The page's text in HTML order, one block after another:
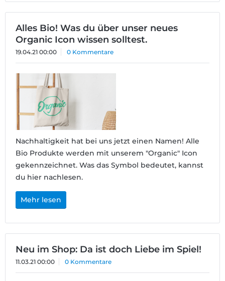
Alles Bio! Was du über unser neues
Organic Icon wissen solltest.
19.04.21 00:00 0 Kommentare
Nachhaltigkeit hat bei uns jetzt einen Namen! Alle
Bio Produkte werden mit unserem "Organic" Icon
gekennzeichnet. Was das Symbol bedeutet, kannst
du hier nachlesen.
Mehr lesen
Neu im Shop: Da ist doch Liebe im Spiel!
11.03.21 00:00 0 Kommentare